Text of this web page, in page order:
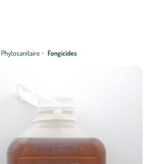
Phytosanitaire · Fongicides